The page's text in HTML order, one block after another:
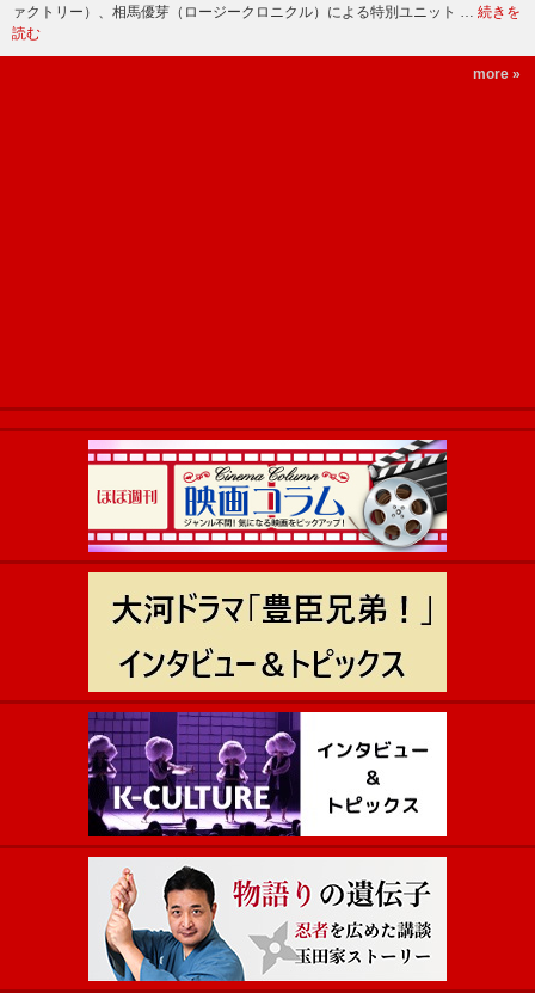
ァクトリー）、相馬優芽（ロージークロニクル）による特別ユニット … 続きを
読む
more »